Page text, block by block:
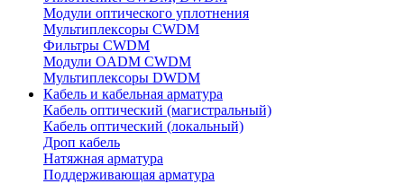
Модули оптического уплотнения
Мультиплексоры CWDM
Фильтры CWDM
Модули OADM CWDM
Мультиплексоры DWDM
Кабель и кабельная арматура
Кабель оптический (магистральный)
Кабель оптический (локальный)
Дроп кабель
Натяжная арматура
Поддерживающая арматура